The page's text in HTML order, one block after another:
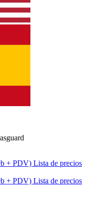
+ PDV) Lista de precios
+ PDV) Lista de precios